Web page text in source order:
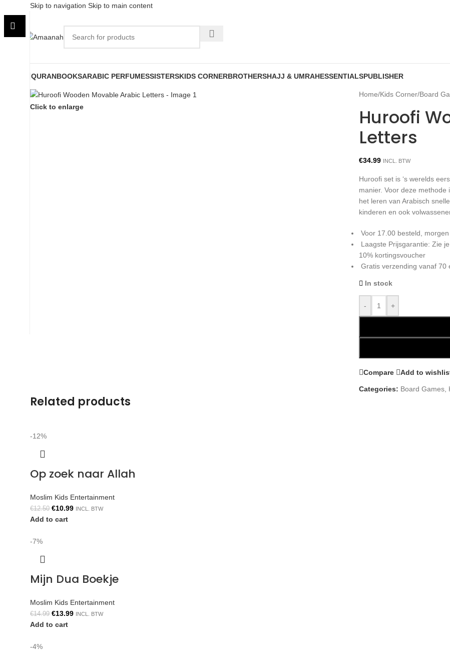
Skip to navigation Skip to main content
QURANBOOKSARABIC PERFUMESSISTERSKIDS CORNERBROTHERSHAJJ & UMRAHESSENTIALSPUBLISHER
Click to enlarge
Home/Kids Corner/Board
Huroofi
Letters
€34.99 INCL. BTW
Huroofi set is ‘s werelds
manier. Voor deze
het leren van Arabisch
kinderen en ook
Voor 17.00 besteld, morgen
Laagste Prijsgarantie: Zie
10% kortingsvoucher
Gratis verzending vanaf 70
In stock
- +
Compare Add to
Categories: Board Games
Related products
-12%
Op zoek naar Allah
Moslim Kids Entertainment
€12.50 €10.99 INCL. BTW
Add to cart
-7%
Mijn Dua Boekje
Moslim Kids Entertainment
€14.99 €13.99 INCL. BTW
Add to cart
-4%